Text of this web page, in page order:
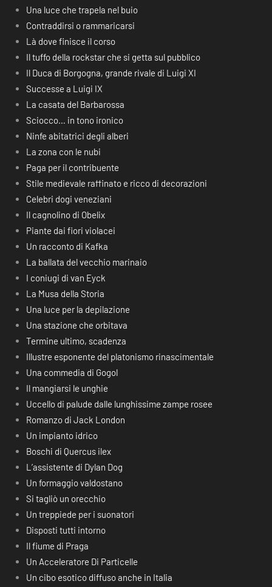
Una luce che trapela nel buio
Contraddirsi o rammaricarsi
Là dove finisce il corso
Il tuffo della rockstar che si getta sul pubblico
Il Duca di Borgogna, grande rivale di Luigi XI
Successe a Luigi IX
La casata del Barbarossa
Sciocco… in tono ironico
Ninfe abitatrici degli alberi
La zona con le nubi
Paga per il contribuente
Stile medievale raffinato e ricco di decorazioni
Celebri dogi veneziani
Il cagnolino di Obelix
Piante dai fiori violacei
Un racconto di Kafka
La ballata del vecchio marinaio
I coniugi di van Eyck
La Musa della Storia
Una luce per la depilazione
Una stazione che orbitava
Termine ultimo, scadenza
Illustre esponente del platonismo rinascimentale
Una commedia di Gogol
Il mangiarsi le unghie
Uccello di palude dalle lunghissime zampe rosee
Romanzo di Jack London
Un impianto idrico
Boschi di Quercus ilex
L’assistente di Dylan Dog
Un formaggio valdostano
Si tagliò un orecchio
Un treppiede per i suonatori
Disposti tutti intorno
Il fiume di Praga
Un Acceleratore Di Particelle
Un cibo esotico diffuso anche in Italia